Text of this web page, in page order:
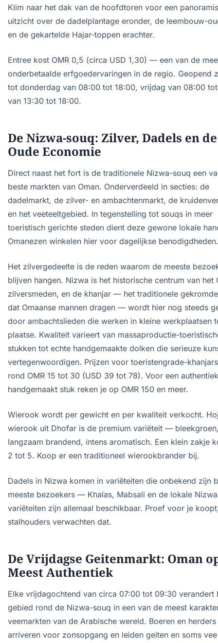
Klim naar het dak van de hoofdtoren voor een
uitzicht over de dadelplantage eronder, de leembouw-
en de gekartelde Hajar-toppen erachter.
Entree kost OMR 0,5 (circa USD 1,30) — een van de
onderbetaalde erfgoedervaringen in de regio. Geopend
tot donderdag van 08:00 tot 18:00, vrijdag van 08:00 tot
van 13:30 tot 18:00.
De Nizwa-souq: Zilver, Dadels en de
Oude Economie
Direct naast het fort is de traditionele Nizwa-souq een
beste markten van Oman. Onderverdeeld in secties: de
dadelmarkt, de zilver- en ambachtenmarkt, de
en het veeteeltgebied. In tegenstelling tot souqs in meer
toeristisch gerichte steden dient deze gewone lokale
Omanezen winkelen hier voor dagelijkse benodigdheden.
Het zilvergedeelte is de reden waarom de meeste
blijven hangen. Nizwa is het historische centrum van het
zilversmeden, en de khanjar — het traditionele
dat Omaanse mannen dragen — wordt hier nog steeds
door ambachtslieden die werken in kleine werkplaatsen
plaatse. Kwaliteit varieert van massaproductie-
stukken tot echte handgemaakte dolken die serieuze
vertegenwoordigen. Prijzen voor toeristengrade-
rond OMR 15 tot 30 (USD 39 tot 78). Voor een authentiek
handgemaakt stuk reken je op OMR 150 en meer.
Wierook wordt per gewicht en per kwaliteit verkocht.
wierook uit Dhofar is de premium variëteit —
langzaam brandend, intens aromatisch. Een klein zakje
2 tot 5. Koop er een traditioneel wierookbrander bij.
Dadels in Nizwa komen in variëteiten die onbekend zijn
meeste bezoekers — Khalas, Mabsali en de lokale
variëteiten zijn allemaal beschikbaar. Proef voor je
stalhouders verwachten dat.
De Vrijdagse Geitenmarkt: Oman
Meest Authentiek
Elke vrijdagochtend van circa 07:00 tot 09:30 verandert
gebied rond de Nizwa-souq in een van de meest
veemarkten van de Arabische wereld. Boeren en herders
arriveren voor zonsopgang en leiden geiten en soms